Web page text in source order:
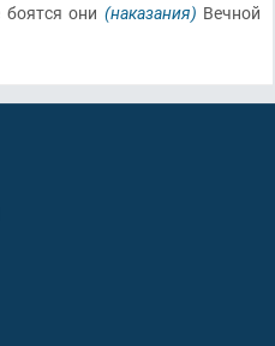
они (наказания) Вечной